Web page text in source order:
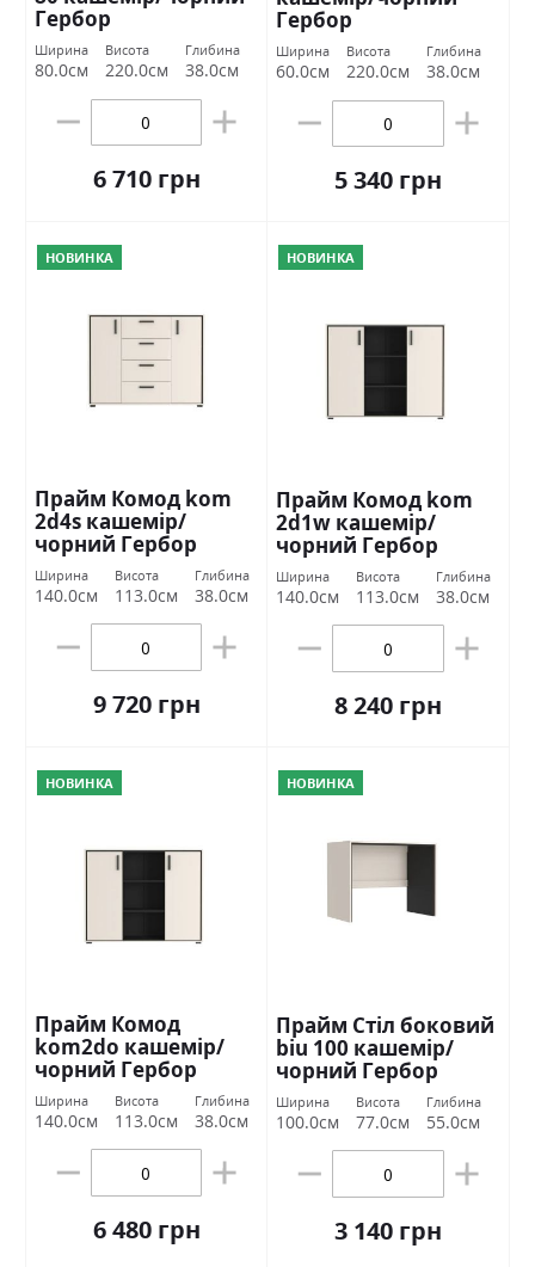
Гербор
Ширина
80.0см
Висота
220.0см
Глибина
38.0см
6 710 грн
Гербор
Ширина
60.0см
Висота
220.0см
Глибина
38.0см
5 340 грн
НОВИНКА
Прайм Комод kom
2d4s кашемір/
чорний Гербор
Ширина
140.0см
Висота
113.0см
Глибина
38.0см
9 720 грн
НОВИНКА
Прайм Комод kom
2d1w кашемір/
чорний Гербор
Ширина
140.0см
Висота
113.0см
Глибина
38.0см
8 240 грн
НОВИНКА
Прайм Комод
kom2do кашемір/
чорний Гербор
Ширина
140.0см
Висота
113.0см
Глибина
38.0см
6 480 грн
НОВИНКА
Прайм Стіл боковий
biu 100 кашемір/
чорний Гербор
Ширина
100.0см
Висота
77.0см
Глибина
55.0см
3 140 грн